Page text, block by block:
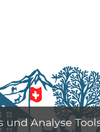
Analyse